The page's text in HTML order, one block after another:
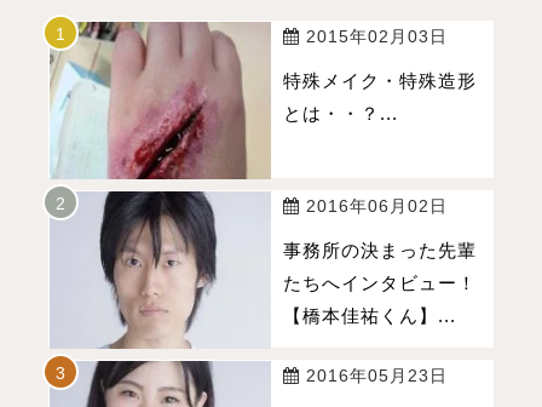
2015年02月03日
特殊メイク・特殊造形
とは・・？...
2016年06月02日
事務所の決まった先輩
たちへインタビュー！
【橋本佳祐くん】...
2016年05月23日